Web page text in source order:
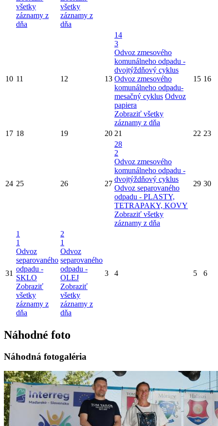
všetky
záznamy z
dňa
všetky
záznamy z
dňa
10 11 12 13
14
3
Odvoz zmesového
komunálneho odpadu -
dvojtýždňový cyklus
Odvoz zmesového
komunálneho odpadu-
mesačný cyklus Odvoz
papiera
Zobraziť všetky
záznamy z dňa
15 16
17 18 19 20 21 22 23
24 25 26 27
28
2
Odvoz zmesového
komunálneho odpadu -
dvojtýždňový cyklus
Odvoz separovaného
odpadu - PLASTY,
TETRAPAKY, KOVY
Zobraziť všetky
záznamy z dňa
29 30
31
1
1
Odvoz
separovaného
odpadu -
SKLO
Zobraziť
všetky
záznamy z
dňa
2
1
Odvoz
separovaného
odpadu -
OLEJ
Zobraziť
všetky
záznamy z
dňa
3 4 5 6
Náhodné foto
Náhodná fotogaléria